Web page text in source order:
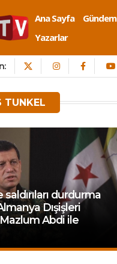
Ana Sayfa Gündem
Yazarlar
TUNKEL
saldırıları durdurma
Dışişleri
Abdi ile